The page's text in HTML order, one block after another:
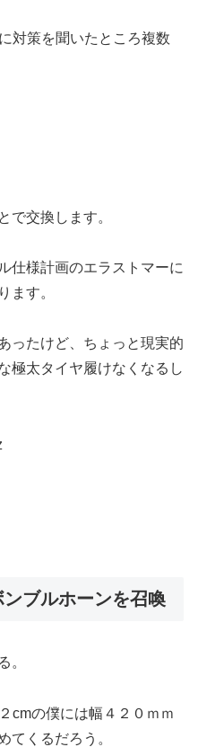
対策を聞いたところ複数
で交換します。
仕様計画のエラストマーに
ます。
ったけど、ちょっと現実的
極太タイヤ履けなくなるし
ブルホーンを召喚
。
cmの僕には幅４２０ｍｍ
てくるだろう。